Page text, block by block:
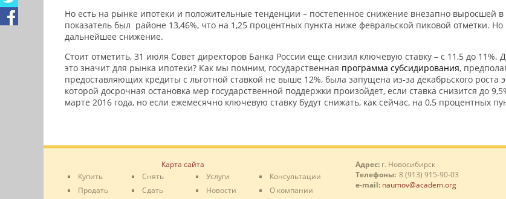
Но есть на рынке ипотеки и положительные тенденции – постепенное снижение внезапно выросшей
показатель был районе 13,46%, что на 1,25 процентных пункта ниже февральской пиковой отметки.
дальнейшее снижение.
Стоит отметить, 31 июля Совет директоров Банка России еще снизил ключевую ставку – с 11,5 до
это значит для рынка ипотеки? Как мы помним, государственная программа субсидирования,
предоставляющих кредиты с льготной ставкой не выше 12%, была запущена из-за декабрьского роста
которой досрочная остановка мер государственной поддержки произойдет, если ставка снизится до
марте 2016 года, но если ежемесячно ключевую ставку будут снижать, как сейчас, на 0,5 процентных
Карта сайта
Купить
Продать
Снять
Сдать
Услуги
Новости
Консультации
О компании
Адрес: г. Новосибирск
Телефоны: 8 (913) 915-90-03
e-mail: naumov@academ.org